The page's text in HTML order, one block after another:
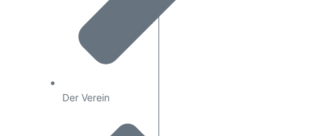
Der Verein